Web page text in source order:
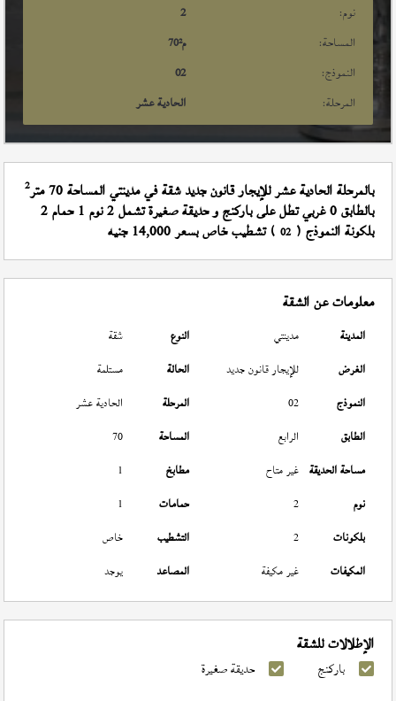
نوم:
2
المساحة:
70م²
النموذج:
02
المرحلة:
الحادية عشر
بالمرحلة الحادية عشر للإيجار قانون جديد شقة في مدينتي المساحة 70 متر 2
بالطابق 0 غربي تطل على باركنج و حديقة صغيرة تشمل 2 نوم 1 حمام 2
بلكونة النموذج (02 ) تشطيب خاص بسعر 14,000 جنيه
معلومات عن الشقة
المدينة مدينتي النوع
شقة
الغرض
للإيجار قانون جديد الحالة
مستلمة
النموذج
02 المرحلة
الحادية عشر
الطابق
الرابع المساحة
70
مساحة الحديقة غير متاح مطابخ
1
نوم
2 حمامات
1
بلكونات
2 التشطيب
خاص
المكيفات
غير مكيفة المصاعد يوجد
الإطلالات للشقة
باركنج حديقة صغيرة